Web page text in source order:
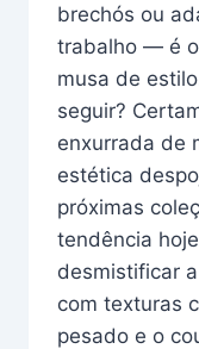
brechós ou
trabalho — é
musa de
seguir?
enxurrada de
estética
próximas
tendência
desmistificar
com texturas
pesado e o